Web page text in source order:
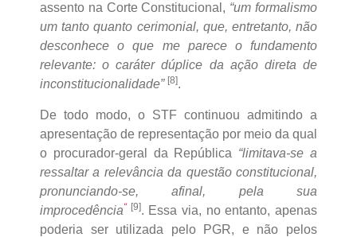
assento na Corte Constitucional, “um formalismo
um tanto quanto cerimonial, que, entretanto, não
desconhece o que me parece o fundamento
relevante: o caráter dúplice da ação direta de
inconstitucionalidade” [8].
De todo modo, o STF continuou admitindo a
apresentação de representação por meio da qual
o procurador-geral da República “limitava-se a
ressaltar a relevância da questão constitucional,
pronunciando-se, afinal, pela sua
improcedência“[9]. Essa via, no entanto, apenas
poderia ser utilizada pelo PGR, e não pelos